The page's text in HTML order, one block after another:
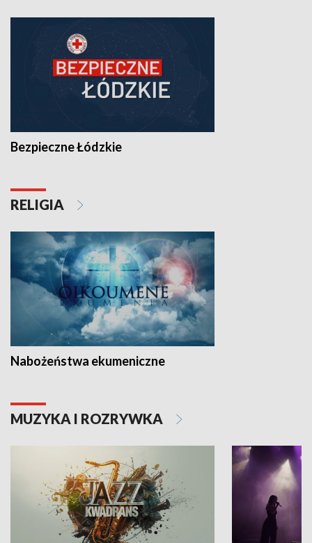
Bezpieczne Łódzkie
RELIGIA
Nabożeństwa ekumeniczne
MUZYKA I ROZRYWKA